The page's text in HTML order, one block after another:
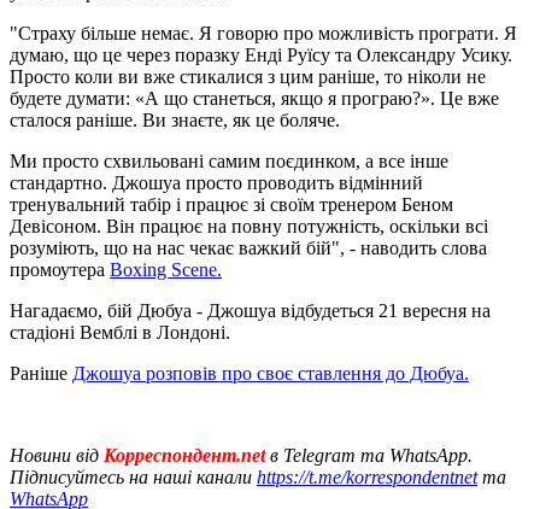
"Страху більше немає. Я говорю про можливість програти. Я
думаю, що це через поразку Енді Руїсу та Олександру Усику.
Просто коли ви вже стикалися з цим раніше, то ніколи не
будете думати: «А що станеться, якщо я програю?». Це вже
сталося раніше. Ви знаєте, як це боляче.
Ми просто схвильовані самим поєдинком, а все інше
стандартно. Джошуа просто проводить відмінний
тренувальний табір і працює зі своїм тренером Беном
Девісоном. Він працює на повну потужність, оскільки всі
розуміють, що на нас чекає важкий бій", - наводить слова
промоутера Boxing Scene.
Нагадаємо, бій Дюбуа - Джошуа відбудеться 21 вересня на
стадіоні Вемблі в Лондоні.
Раніше Джошуа розповів про своє ставлення до Дюбуа.
Новини від Корреспондент.netв Telegram та WhatsApp.
Підписуйтесь на наші канали https://t.me/korrespondentnetта
WhatsApp